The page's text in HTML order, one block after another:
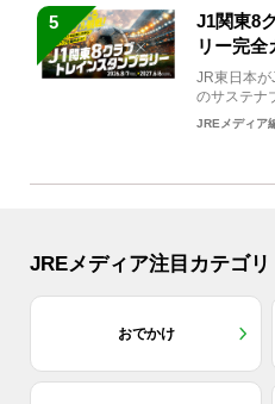
5
J1関東8
リー完全
JR東日本
のサステナ
クラブ×トレ
JREメディア
JREメディア注目カテゴリ
おでかけ